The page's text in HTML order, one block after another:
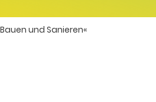
und Sanieren«